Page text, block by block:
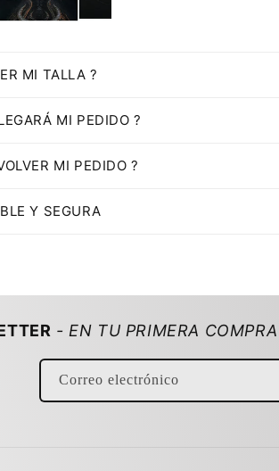
MI TALLA ?
MI PEDIDO ?
MI PEDIDO ?
Y SEGURA
- EN TU PRIMERA
Correo electrónico